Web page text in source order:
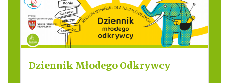
Dziennik Młodego Odkrywcy